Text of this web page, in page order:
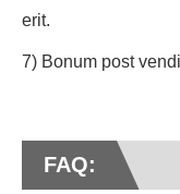
erit.
7) Bonum post
FAQ: